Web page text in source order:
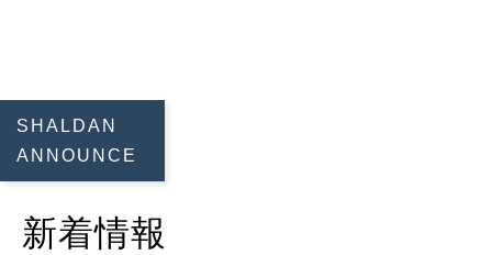
SHALDAN
ANNOUNCE
新着情報